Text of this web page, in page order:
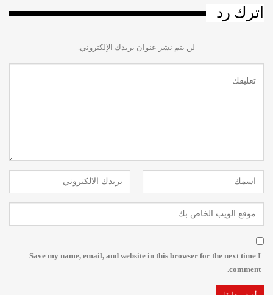
اترك رد
لن يتم نشر عنوان بريدك الإلكتروني.
Save my name, email, and website in this browser for the next time I
comment.